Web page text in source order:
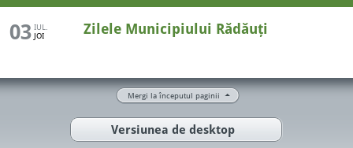
Zilele Municipiului Rădăuți
03 IUL.
JOI
Mergi la începutul paginii
Versiunea de desktop